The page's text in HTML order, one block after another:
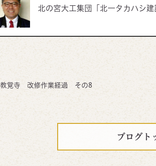
北の宮大工集団「北一タカハシ
教覚寺 改修作業経過 その8
ブログト